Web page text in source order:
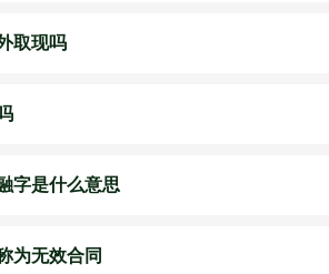
取现吗
字是什么意思
为无效合同